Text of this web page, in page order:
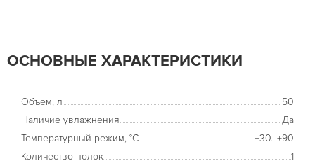
ОСНОВНЫЕ ХАРАКТЕРИСТИКИ
Объем, л
50
Наличие увлажнения
Да
Температурный режим, °С
+30...+90
Количество полок
1